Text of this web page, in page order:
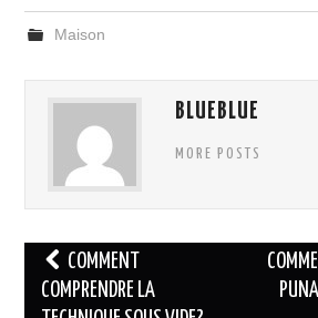
Maison
BLUEBLUE
MORE POSTS
Navigation
des
COMMENT
COMPRENDRE LA